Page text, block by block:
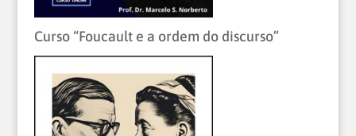
Curso “Foucault e a ordem do discurso”